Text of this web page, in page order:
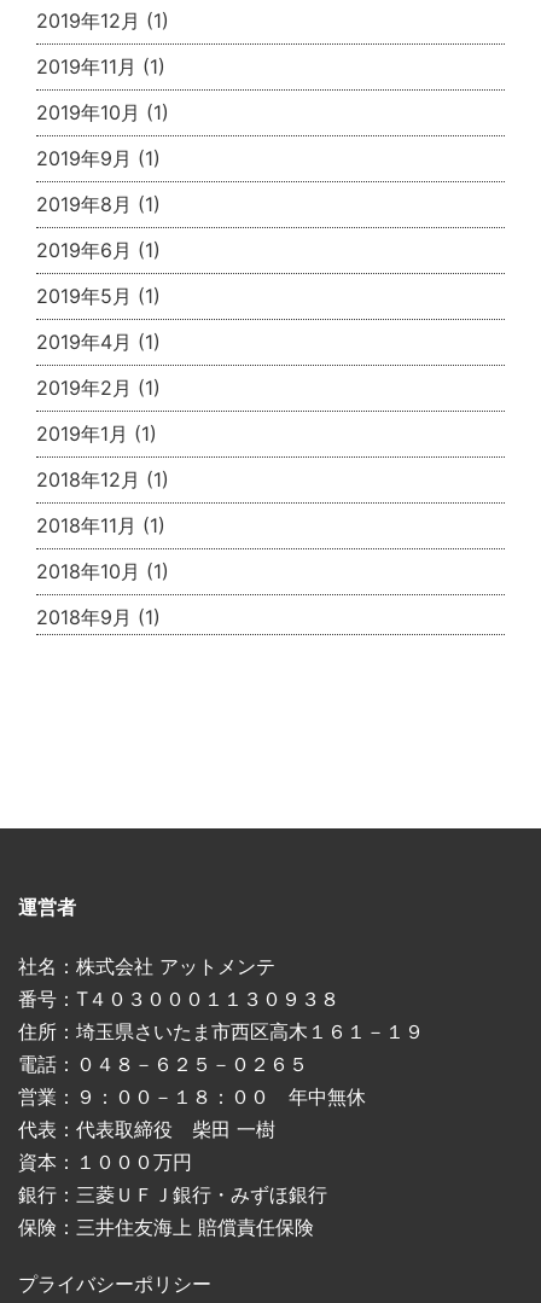
2019年12月 (1)
2019年11月 (1)
2019年10月 (1)
2019年9月 (1)
2019年8月 (1)
2019年6月 (1)
2019年5月 (1)
2019年4月 (1)
2019年2月 (1)
2019年1月 (1)
2018年12月 (1)
2018年11月 (1)
2018年10月 (1)
2018年9月 (1)
運営者
社名：株式会社 アットメンテ
番号：T４０３０００１１３０９３８
住所：埼玉県さいたま市西区高木１６１－１９
電話：０４８－６２５－０２６５
営業：９：００－１８：００ 年中無休
代表：代表取締役 柴田 一樹
資本：１０００万円
銀行：三菱ＵＦＪ銀行・みずほ銀行
保険：三井住友海上 賠償責任保険
プライバシーポリシー